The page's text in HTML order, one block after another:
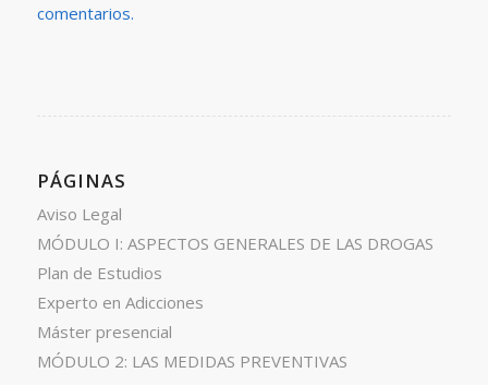
comentarios.
PÁGINAS
Aviso Legal
MÓDULO I: ASPECTOS GENERALES DE LAS DROGAS
Plan de Estudios
Experto en Adicciones
Máster presencial
MÓDULO 2: LAS MEDIDAS PREVENTIVAS